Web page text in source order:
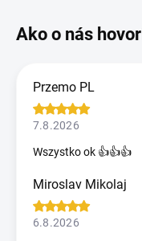
Przemo PL
7.8.2026
Wszystko ok 👍👍👍
Miroslav Mikolaj
6.8.2026